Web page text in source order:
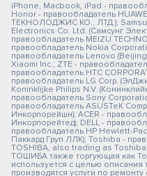
iPhone, Macbook, iPad -
Honor - правообладатель
ТЕКНОЛОДЖИС КО., ЛТД.);
Electronics Co. Ltd. (Самсунг
правообладатель MEIZU
правообладатель Nokia
правообладатель Lenovo
Xiaomi Inc.; ZTE -
правообладатель HTC
правообладатель LG Corp.
Koninklijke Philips N.V.
правообладатель Sony
правообладатель ASUSTeK
Инкорпорейшн); ACER -
Инкорпорейтед); DELL -
правообладатель HP Hewlett-
Паккард Груп ЛЛК); Toshiba -
TOSHIBA, also trading as
ТОШИБА также торгующая как
используется с целью
производятся услуги по